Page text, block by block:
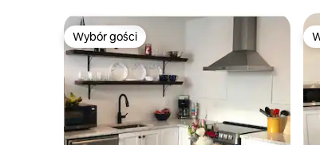
Wybór gości
Wybór gości